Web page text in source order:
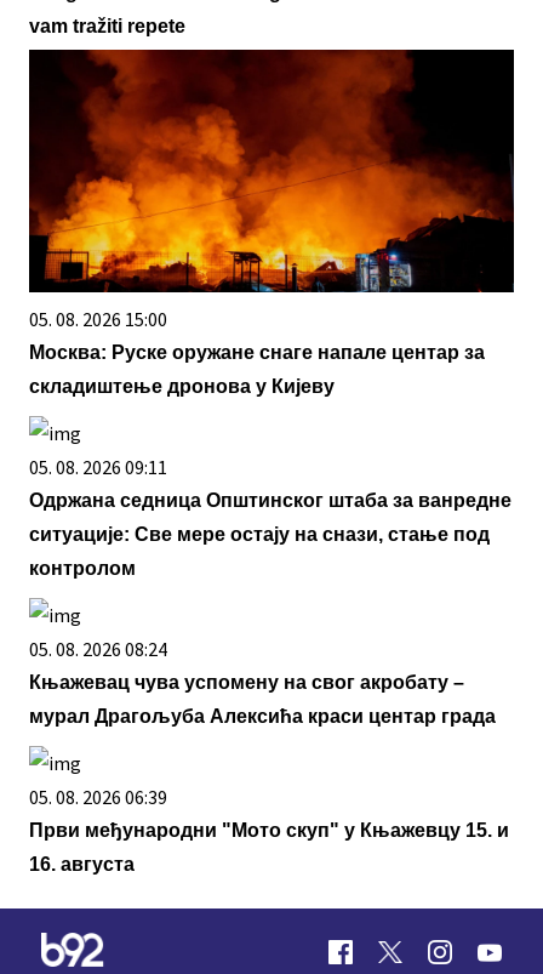
vam tražiti repete
05. 08. 2026 15:00
Москва: Руске оружане снаге напале центар за
складиштење дронова у Кијеву
05. 08. 2026 09:11
Одржана седница Општинског штаба за ванредне
ситуације: Све мере остају на снази, стање под
контролом
05. 08. 2026 08:24
Књажевац чува успомену на свог акробату –
мурал Драгoљуба Алексића краси центар града
05. 08. 2026 06:39
Први међународни "Мото скуп" у Књажевцу 15. и
16. августа